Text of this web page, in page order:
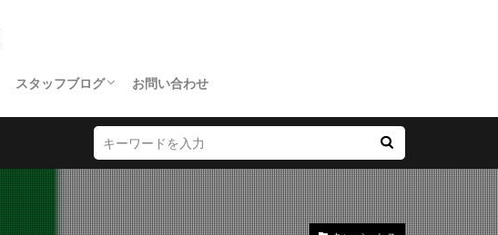
スタッフブログ
バラエティ
WordPress
お問い合わせ